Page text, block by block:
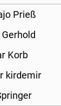
Prieß
Korb
kirdemir